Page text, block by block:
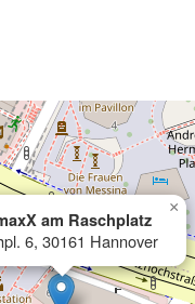
am Raschplatz
6, 30161 Hannover
×